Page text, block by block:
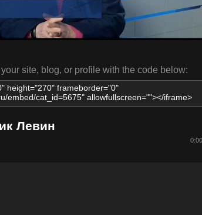
site, blog, or profile with the code below:
Левин